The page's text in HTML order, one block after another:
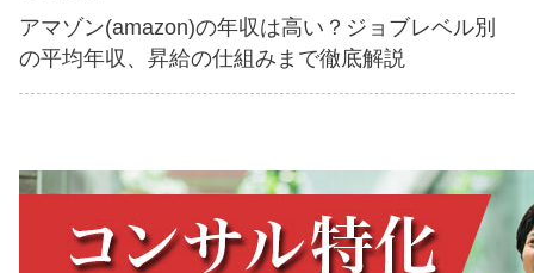
アマゾン(amazon)の年収は高い？ジョブレベル別
の平均年収、昇給の仕組みまで徹底解説